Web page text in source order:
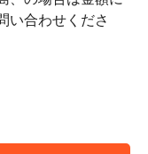
い合わせくださ